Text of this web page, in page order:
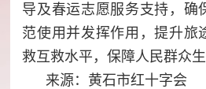
导及春运志愿服务支持，确
范使用并发挥作用，提升旅
救互救水平，保障人民群众生
来源：黄石市红十字会